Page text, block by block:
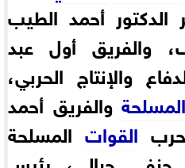
الدكتور أحمد الطيب
والفريق أول عبد
والإنتاج الحربي،
المسلحةوالفريق أحمد
القوات المسلحة